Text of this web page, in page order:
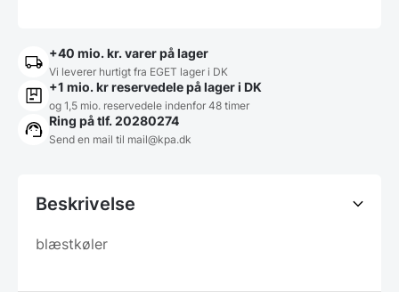
+40 mio. kr. varer på lager
Vi leverer hurtigt fra EGET lager i DK
+1 mio. kr reservedele på lager i DK
og 1,5 mio. reservedele indenfor 48 timer
Ring på tlf. 20280274
Send en mail til mail@kpa.dk
Beskrivelse
blæstkøler